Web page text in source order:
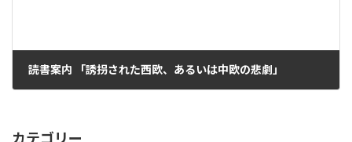
読書案内 「誘拐された西欧、あるいは中欧の悲劇」
カテゴリー